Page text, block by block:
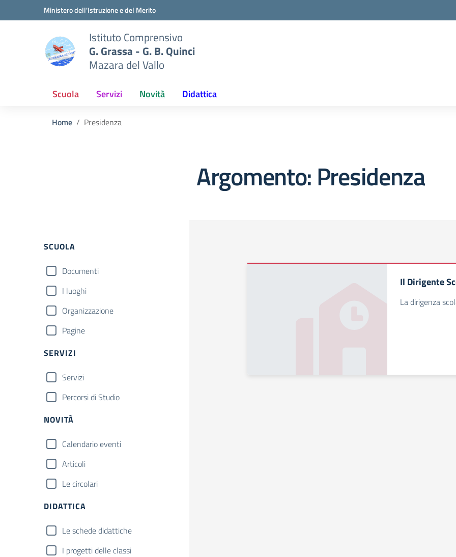
Vai ai contenuti
Vai al menu di navigazioneMinistero dell'Istruzione e del Merito
Istituto Comprensivo
G. Grassa - G. B. Quinci
Mazara del Vallo
Scuola Servizi Novità Didattica
Home Presidenza
Argomento: Presidenza
Filtri
SCUOLA
Documenti
I luoghi
Organizzazione
Pagine
SERVIZI
Servizi
Percorsi di Studio
NOVITÀ
Calendario eventi
Articoli
Le circolari
DIDATTICA
Le schede didattiche
I progetti delle classi
Il Dirigente
La dirigenza